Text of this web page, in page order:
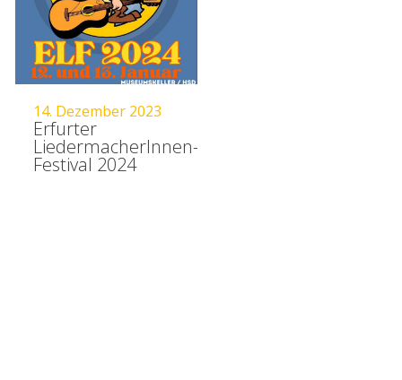
14. Dezember 2023
Erfurter
LiedermacherInnen-
Festival 2024